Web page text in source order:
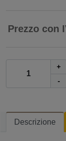
Prezzo con
+
-
Descrizione